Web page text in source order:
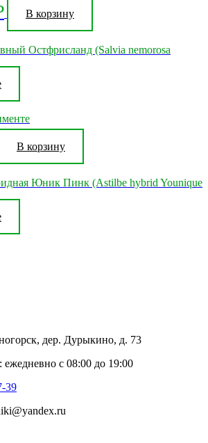
В корзину
Остфрисланд (Salvia nemorosa
В корзину
Юник Пинк (Astilbe hybrid Younique
дер. Дурыкино, д. 73
с 08:00 до 19:00
39